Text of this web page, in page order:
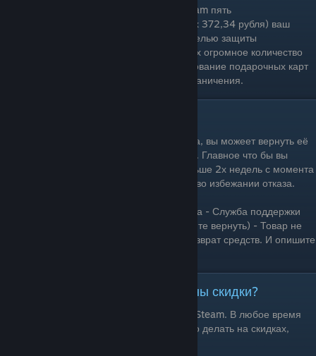
До тех пор, пока вы не не потратите в Steam пять
долларов(эквивалент этой суммы в рублях 372,34 рубля) ваш
аккаунт будет ограничен. Это сделано с целью защиты
пользователей от мошенников, создающих огромное количество
бесплатных аккаунтов. Помните! Использование подарочных карт
и активация ключей от игр не снимает ограничения.
Если вы купили игру и она вас не устроила, вы можеет вернуть её
обратно, получив назад деньги на аккаунт. Главное что бы вы
наиграли меньше 2х часов и прошло меньше 2х недель с момента
покупки. Не зловоупотребляйте системой во избежании отказа.
Для этого выберите сверху раздел Справка - Служба поддержки
Steam - Игры(Выберите игру которую хотите вернуть) - Товар не
оправдал ожиданий - Я хочу запросить возврат средств. И опишите
Когда покупать игры? Зачем нужны скидки?
Вы можете в любой момент купить игру в Steam. В любое время
дня и ночи. Однако, наиболее выгодно это делать на скидках,